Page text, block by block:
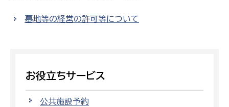
墓地等の経営の許可等について
お役立ちサービス
公共施設予約